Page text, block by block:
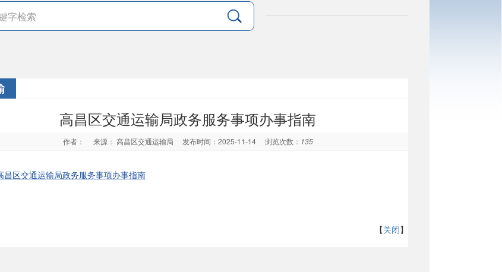
高昌区交通运输局政务服务事项办事指南
作者： 来源： 高昌区交通运输局 发布时间：2025-11-14 浏览次数： 135
昌区交通运输局政务服务事项办事指南
【关闭】